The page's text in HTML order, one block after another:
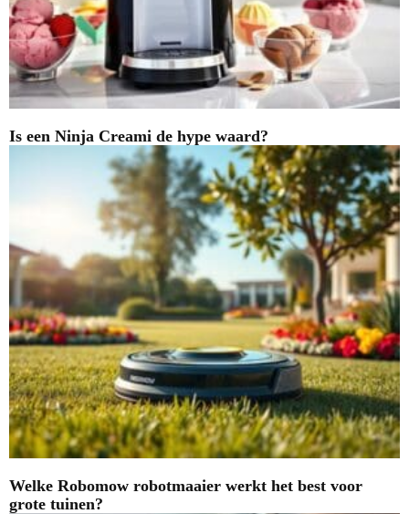
Is een Ninja Creami de hype waard?
Welke Robomow robotmaaier werkt het best voor
grote tuinen?